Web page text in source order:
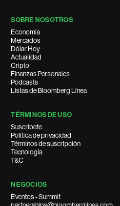
SOBRE NOSOTROS
Economía
Mercados
Dólar Hoy
Actualidad
Cripto
Finanzas Personales
Podcasts
Listas de Bloomberg Línea
TÉRMINOS DE USO
Suscríbete
Política de privacidad
Términos de suscripción
Tecnología
T&C
NEGOCIOS
Eventos - Summit